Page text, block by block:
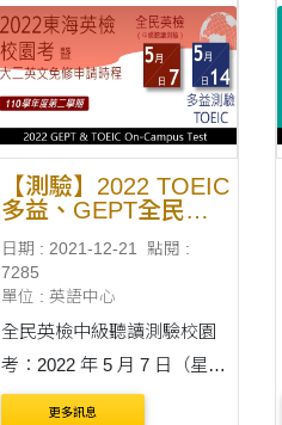
動目標為提升學生使用英語
敘事之興趣以及能力，提供
學生展現英語口語表達技
能....
【測驗】2022 TOEIC
多益、GEPT全民英
日期 : 2021-12-21
點閱 :
7285
單位 : 英語中心
全民英檢中級聽讀測驗校園
考：2022 年 5 月 7 日（星期
六）14:00-16:00（報名時
更多訊息